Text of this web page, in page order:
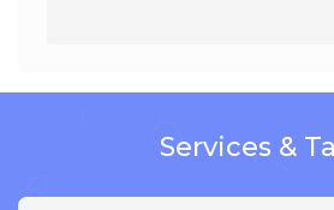
Services &